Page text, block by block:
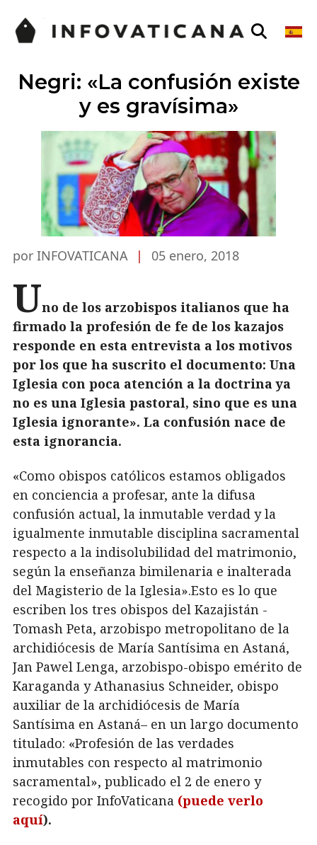
Negri: «La confusión existe
y es gravísima»
por INFOVATICANA | 05 enero, 2018
Uno de los arzobispos italianos que ha
firmado la profesión de fe de los kazajos
responde en esta entrevista a los motivos
por los que ha suscrito el documento: Una
Iglesia con poca atención a la doctrina ya
no es una Iglesia pastoral, sino que es una
Iglesia ignorante». La confusión nace de
esta ignorancia.
«Como obispos católicos estamos obligados
en conciencia a profesar, ante la difusa
confusión actual, la inmutable verdad y la
igualmente inmutable disciplina sacramental
respecto a la indisolubilidad del matrimonio,
según la enseñanza bimilenaria e inalterada
del Magisterio de la Iglesia».Esto es lo que
escriben los tres obispos del Kazajistán -
Tomash Peta, arzobispo metropolitano de la
archidiócesis de María Santísima en Astaná,
Jan Pawel Lenga, arzobispo-obispo emérito de
Karaganda y Athanasius Schneider, obispo
auxiliar de la archidiócesis de María
Santísima en Astaná– en un largo documento
titulado: «Profesión de las verdades
inmutables con respecto al matrimonio
sacramental», publicado el 2 de enero y
recogido por InfoVaticana (puede verlo
aquí).